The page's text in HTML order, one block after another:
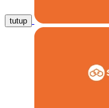
tutup